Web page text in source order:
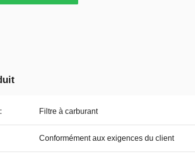
Filtre à carburant
Conformément aux exigences du client